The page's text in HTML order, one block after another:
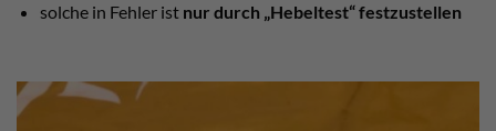
solche in Fehler ist nur durch „Hebeltest“ festzustellen